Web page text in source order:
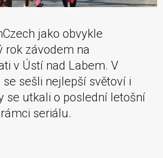
jako obvykle
rok závodem na
v Ústí nad Labem. V
sešli nejlepší světoví i
se utkali o poslední letošní
seriálu.